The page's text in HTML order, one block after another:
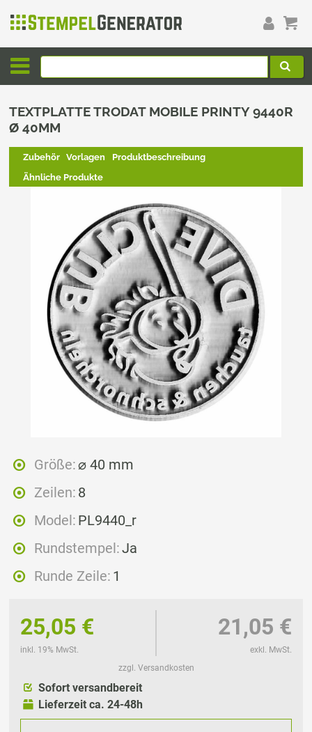
TEXTPLATTE TRODAT MOBILE PRINTY 9440R
Ø 40MM
Zubehör Vorlagen
Produktbeschreibung
Ähnliche Produkte
Größe:⌀ 40 mm
Zeilen: 8
Model: PL9440_r
Rundstempel:Ja
Runde Zeile: 1
25,05 €
inkl. 19% MwSt.
21,05 €
exkl. MwSt.
zzgl. Versandkosten
Sofort versandbereit
Lieferzeit ca. 24-48h